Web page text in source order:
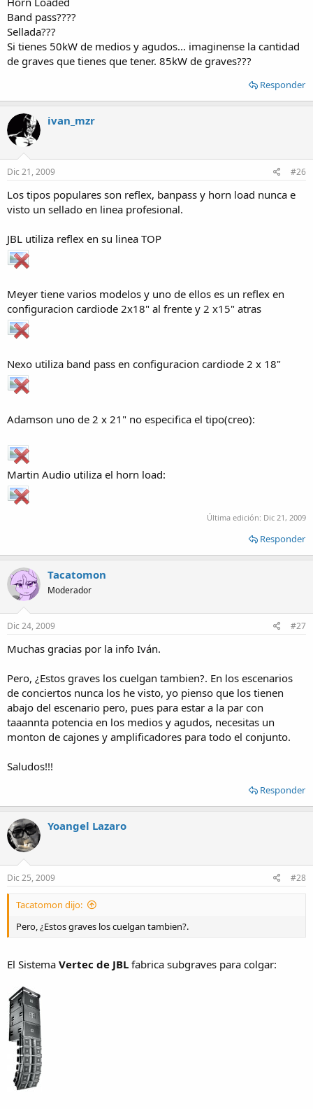
Band pass????
Sellada???
Si tienes 50kW de medios y agudos... imaginense la cantidad
de graves que tienes que tener. 85kW de graves???
Responder
ivan_mzr
Dic 21, 2009 #26
Los tipos populares son reflex, banpass y horn load nunca e
visto un sellado en linea profesional.
JBL utiliza reflex en su linea TOP
Meyer tiene varios modelos y uno de ellos es un reflex en
configuracion cardiode 2x18" al frente y 2 x15" atras
Nexo utiliza band pass en configuracion cardiode 2 x 18"
Adamson uno de 2 x 21" no especifica el tipo(creo):
Martin Audio utiliza el horn load:
Última edición: Dic 21, 2009
Responder
Tacatomon
Moderador
Dic 24, 2009 #27
Muchas gracias por la info Iván.
Pero, ¿Estos graves los cuelgan tambien?. En los escenarios
de conciertos nunca los he visto, yo pienso que los tienen
abajo del escenario pero, pues para estar a la par con
taaannta potencia en los medios y agudos, necesitas un
monton de cajones y amplificadores para todo el conjunto.
Saludos!!!
Responder
Yoangel Lazaro
Dic 25, 2009 #28
Tacatomon dijo:
Pero, ¿Estos graves los cuelgan tambien?.
El Sistema Vertec de JBL fabrica subgraves para colgar: